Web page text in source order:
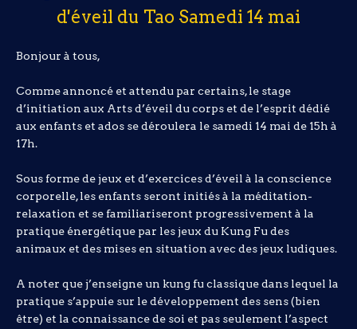
d'éveil du Tao Samedi 14 mai
Bonjour à tous,
Comme annoncé et attendu par certains, le stage
d’initiation aux Arts d’éveil du corps et de l’esprit dédié
aux enfants et ados se déroulera le samedi 14 mai de 15h à
17h.
Sous forme de jeux et d’exercices d’éveil à la conscience
corporelle, les enfants seront initiés à la méditation-
relaxation et se familiariseront progressivement à la
pratique énergétique par les jeux du Kung Fu des
animaux et des mises en situation avec des jeux ludiques.
A noter que j’enseigne un kung fu classique dans lequel la
pratique s’appuie sur le développement des sens (bien
être) et la connaissance de soi et pas seulement l’aspect